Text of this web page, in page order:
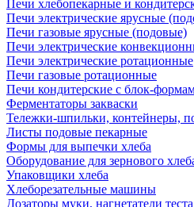
Печи хлебопекарные и
Печи электрические ярусные
Печи газовые ярусные (подовые)
Печи электрические
Печи электрические ротационные
Печи газовые ротационные
Печи кондитерские с блок-
Ферментаторы закваски
Тележки-шпильки, контейнеры,
Листы подовые пекарные
Формы для выпечки хлеба
Оборудование для зернового
Упаковщики хлеба
Хлеборезательные машины
Дозаторы муки, нагнетатели теста